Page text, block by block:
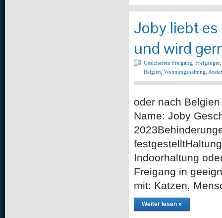
Joby liebt
und wird
Gesicherten Freigang Freigänger
Belgien Wohnungshaltung
oder nach
Name: Joby
Indoorhaltung
Freigang in
mit: Katzen,
Weiter lesen »